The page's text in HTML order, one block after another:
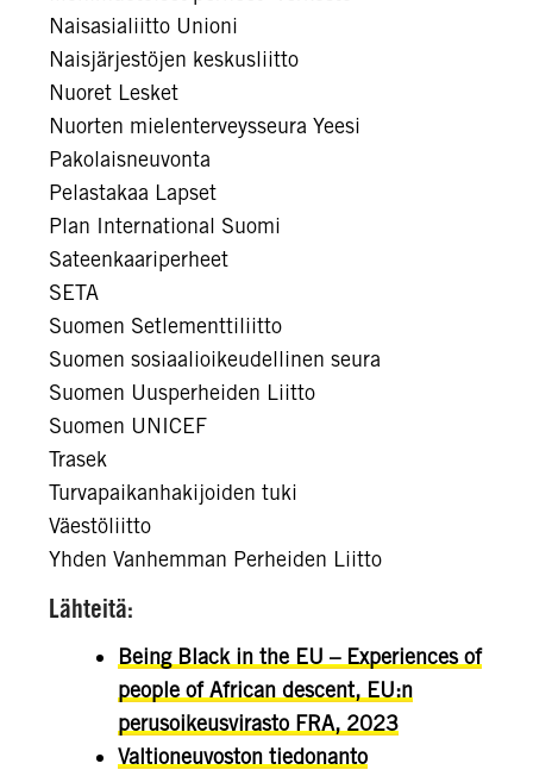
Naisasialiitto Unioni
Naisjärjestöjen keskusliitto
Nuoret Lesket
Nuorten mielenterveysseura Yeesi
Pakolaisneuvonta
Pelastakaa Lapset
Plan International Suomi
Sateenkaariperheet
SETA
Suomen Setlementtiliitto
Suomen sosiaalioikeudellinen seura
Suomen Uusperheiden Liitto
Suomen UNICEF
Trasek
Turvapaikanhakijoiden tuki
Väestöliitto
Yhden Vanhemman Perheiden Liitto
Lähteitä:
Being Black in the EU – Experiences of
people of African descent, EU:n
perusoikeusvirasto FRA, 2023
Valtioneuvoston tiedonanto